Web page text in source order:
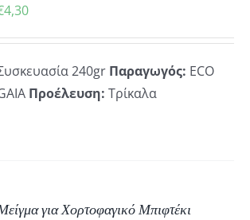
4,30
240gr Παραγωγός: ECO
Προέλευση: Τρίκαλα
για Χορτοφαγικό Μπιφτέκι